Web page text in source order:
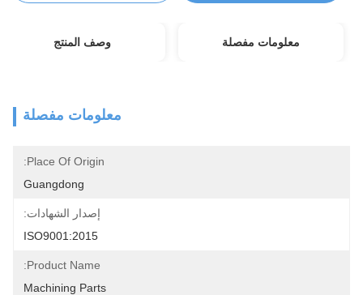
معلومات مفصلة وصف المنتج
معلومات مفصلة
Place Of Origin:
Guangdong
إصدار الشهادات:
ISO9001:2015
Product Name:
Machining Parts